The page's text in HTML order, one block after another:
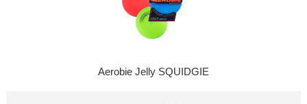
Aerobie Jelly SQUIDGIE